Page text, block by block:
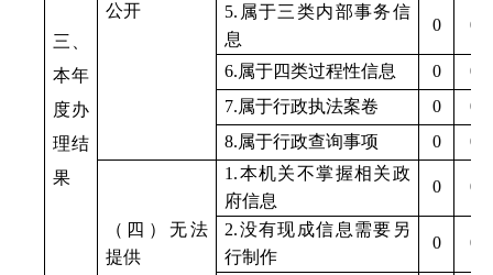
三、
本年
度办
理结
果
公开
5. 属于三类内部事务信
息
0 0
6.属于四类过程性信息 0
0
7.属于行政执法案卷 0
0
8.属于行政查询事项 0 0
（四）无法
提供
1.本机关不掌握相关政
府信息
0 0
2.没有现成信息需要另
行制作
0 0